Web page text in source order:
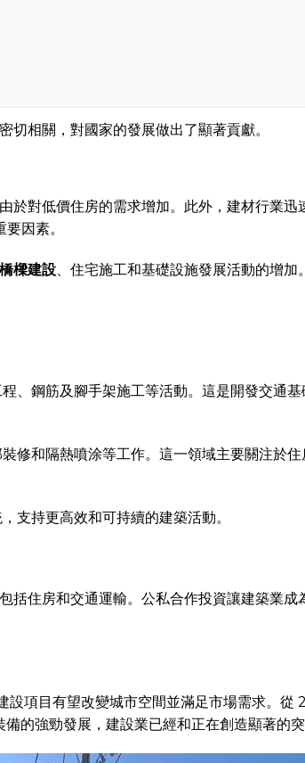
切相關，對國家的發展做出了顯著貢獻。
於對低價住房的需求增加。此外，建材行業
因素。
樑建設、住宅施工和基礎設施發展活動的增加。
、鋼筋及腳手架施工等活動。這是開發交通
修和隔熱噴涂等工作。這一領域主要關注於
支持更高效和可持續的建築活動。
括住房和交通運輸。公私合作投資讓建築業
設項目有望改變城市空間並滿足市場需求。
的強勁發展，建設業已經和正在創造顯著的突